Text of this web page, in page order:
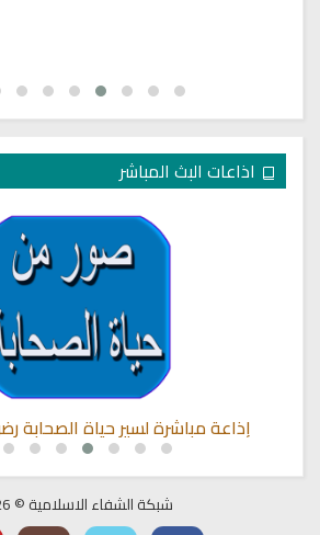
اذاعات البث المباشر
إذاعة مباشرة لسير حياة الصحابة
شبكة الشفاء الاسلامية © 2026